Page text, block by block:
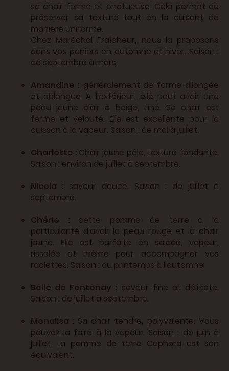
sa chair ferme et onctueuse. Cela permet de
préserver sa texture tout en la cuisant de
manière uniforme.
Chez Maréchal Fraîcheur, nous la proposons
dans vos paniers en automne et hiver. Saison :
de septembre à mars.
Amandine : généralement de forme allongée
et oblongue. A l'extérieur, elle peut avoir une
peau jaune clair à beige, fine. Sa chair est
ferme et velouté. Elle est excellente pour la
cuisson à la vapeur. Saison : de mai à juillet.
Charlotte : Chair jaune pâle, texture fondante.
Saison : environ de juillet à septembre.
Nicola : saveur douce. Saison : de juillet à
septembre.
Chérie : cette pomme de terre a la
particularité d'avoir la peau rouge et la chair
jaune. Elle est parfaite en salade, vapeur,
rissolée et même pour accompagner vos
raclettes. Saison : du printemps à l'automne.
Belle de Fontenay : saveur fine et délicate.
Saison : de juillet à septembre.
Monalisa : Sa chair tendre, polyvalente. Vous
pouvez la faire à la vapeur. Saison : de juin à
juillet. La pomme de terre Cephora est son
équivalent.